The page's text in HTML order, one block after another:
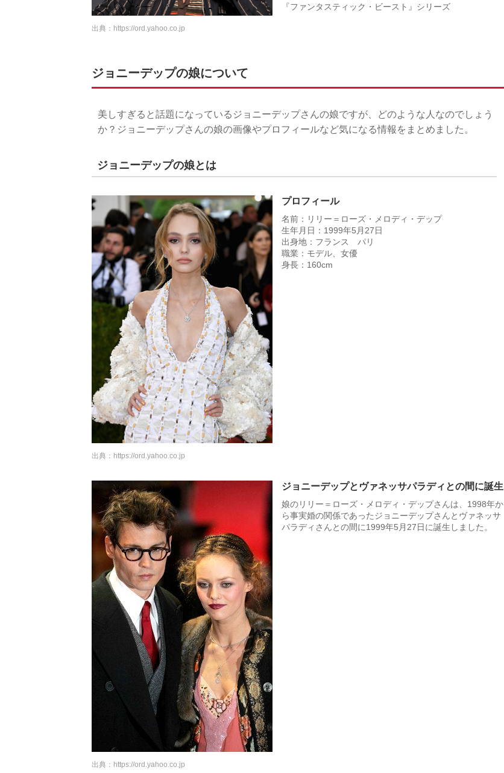
『ファンタスティック・ビースト』シリーズ
出典： https://ord.yahoo.co.jp
ジョニーデップの娘について
美しすぎると話題になっているジョニーデップさんの娘ですが、どのような人なのでしょう
か？ジョニーデップさんの娘の画像やプロフィールなど気になる情報をまとめました。
ジョニーデップの娘とは
プロフィール
名前：リリー＝ローズ・メロディ・デップ
生年月日：1999年5月27日
出身地：フランス パリ
職業：モデル、女優
身長：160cm
出典： https://ord.yahoo.co.jp
ジョニーデップとヴァネッサパラディとの間に誕生
娘のリリー＝ローズ・メロディ・デップさんは、1998年か
ら事実婚の関係であったジョニーデップさんとヴァネッサ
パラディさんとの間に1999年5月27日に誕生しました。
出典： https://ord.yahoo.co.jp